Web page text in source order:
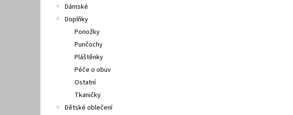
Dámské
Doplňky
Ponožky
Punčochy
Pláštěnky
Péče o obuv
Ostatní
Tkaničky
Dětské oblečení